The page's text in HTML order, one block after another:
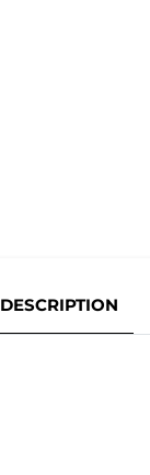
DESCRIPTION